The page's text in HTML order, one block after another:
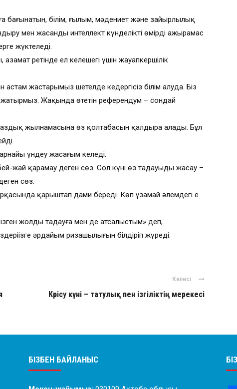
бағынатын, білім, ғылым, мәдениет және зайырлылық
мен жасанды интеллект күнделікті өмірдің ажырамас
жүктеледі.
ретінде ел келешегі үшін жауапкершілік
жастарымыз шетелде кедергісіз білім алуда. Біз
жатырмыз. Жақында өтетін референдум – сондай
жылнамасына өз қолтаңбасын қалдыра алады. Бұл
үндеу жасағым келеді.
жай қарамау деген сөз. Сол күні өз таңдауыңды жасау –
сөз.
қарыштап дами береді. Көп ұзамай әлемдегі ең
жолды таңдауға мен де атсалыстым» деп,
әрдайым ризашылығын білдіріп жүреді.
Келесі
Көрісу күні – татулық пен ізгіліктің мерекесі
БІЗБЕН БАЙЛАНЫС